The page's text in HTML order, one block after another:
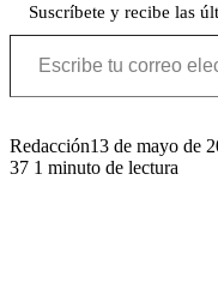
Suscríbete y recibe las
Escribe tu correo electrónico…
Redacción13 de mayo de
37 1 minuto de lectura